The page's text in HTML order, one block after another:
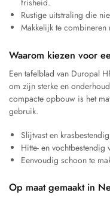
frisheid.
Rustige uitstraling die
Makkelijk te combineren
Waarom kiezen voor
Een tafelblad van Duropal
om zijn sterke en
compacte opbouw is het
gebruik.
Slijtvast en
Hitte- en
Eenvoudig schoon te
Op maat gemaakt in